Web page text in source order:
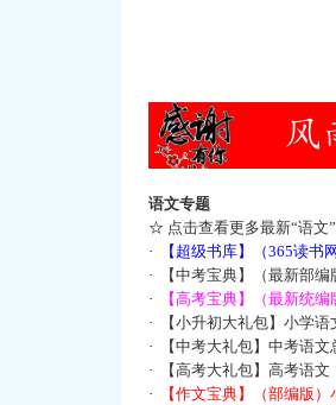
语文专题
☆ 点击查看更多最新“语文
·
【超级书库】（365读书
·
【中考宝典】（最新部
·
【高考宝典】（最新统
·
【小升初大礼包】小学
·
【中考大礼包】中考语
·
【高考大礼包】高考语
·
【作文宝典】（部编版